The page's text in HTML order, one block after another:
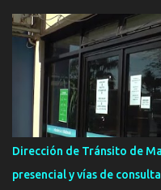
Pública de OPP, así como
Ministerio de Transporte y
infraestructura deportiva
20 m con banco de
polifuncional, permitiendo
la realización de eventos
instalaron juegos infantiles
nuevos pavimentos e
Dirección de Tránsito de
presencial y vías de consulta